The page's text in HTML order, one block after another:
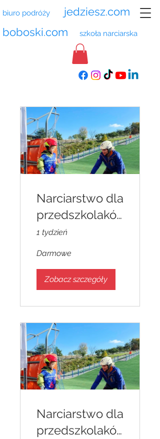
boboski.com szkoła narciarska
biuro podróży jedziesz.com
Narciarstwo dla
przedszkolakó
w - jak zacząć?
Zobacz na
1 tydzień
Darmowe
Zobacz szczegóły
Narciarstwo dla
przedszkolakó